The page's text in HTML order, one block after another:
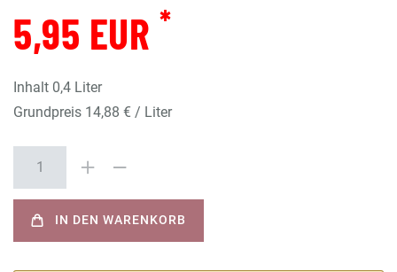
5,95 EUR *
Inhalt 0,4 Liter
Grundpreis 14,88 € / Liter
IN DEN WARENKORB